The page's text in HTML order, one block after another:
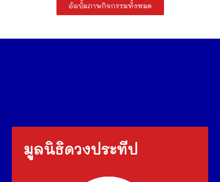
อัลบั้มภาพกิจกรรมทั้งหมด
มูลนิธิดวงประทีป